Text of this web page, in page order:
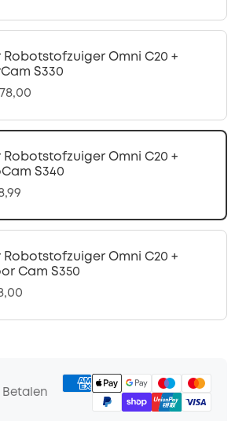
Robotstofzuiger Omni C20 +
S330
Robotstofzuiger Omni C20 +
S340
Robotstofzuiger Omni C20 +
Cam S350
Betalen